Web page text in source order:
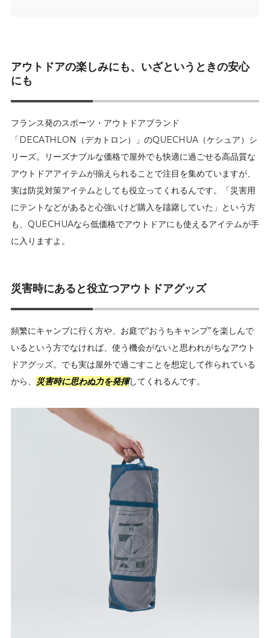
アウトドアの楽しみにも、いざというときの安心
にも
フランス発のスポーツ・アウトドアブランド
「DECATHLON（デカトロン）」のQUECHUA（ケシュア）シ
リーズ。リーズナブルな価格で屋外でも快適に過ごせる高品質な
アウトドアアイテムが揃えられることで注目を集めていますが、
実は防災対策アイテムとしても役立ってくれるんです。「災害用
にテントなどがあると心強いけど購入を躊躇していた」という方
も、QUECHUAなら低価格でアウトドアにも使えるアイテムが手
に入りますよ。
災害時にあると役立つアウトドアグッズ
頻繁にキャンプに行く方や、お庭で“おうちキャンプ”を楽しんで
いるという方でなければ、使う機会がないと思われがちなアウト
ドアグッズ。でも実は屋外で過ごすことを想定して作られている
から、
災害時に思わぬ力を発揮してくれるんです。